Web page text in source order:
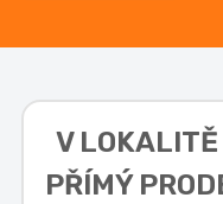
V LOKALITĚ
PŘÍMÝ